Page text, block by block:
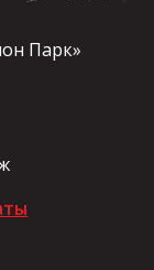
Парк»